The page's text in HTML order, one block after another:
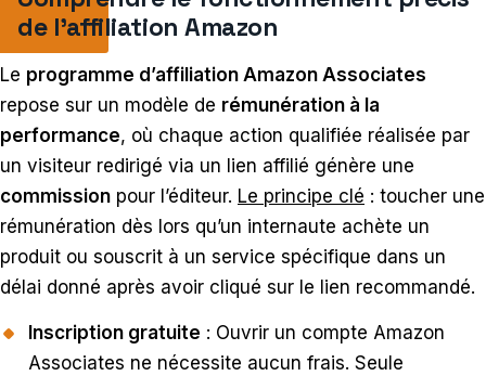
de l’affiliation Amazon
Le programme d’affiliation Amazon Associates
repose sur un modèle de rémunération à la
performance, où chaque action qualifiée réalisée par
un visiteur redirigé via un lien affilié génère une
commission pour l’éditeur. Le principe clé : toucher une
rémunération dès lors qu’un internaute achète un
produit ou souscrit à un service spécifique dans un
délai donné après avoir cliqué sur le lien recommandé.
Inscription gratuite : Ouvrir un compte Amazon
Associates ne nécessite aucun frais. Seule